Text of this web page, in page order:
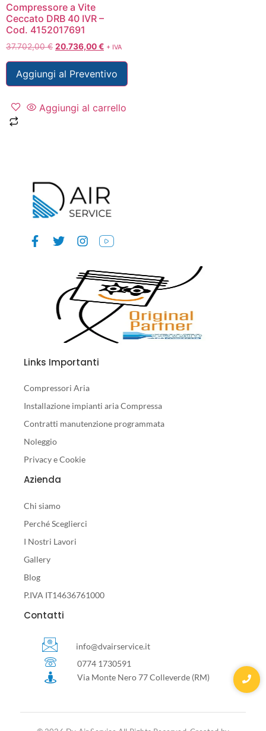
Compressore a Vite
Ceccato DRB 40 IVR –
Cod. 4152017691
37.702,00€ 20.736,00€ + IVA
Aggiungi al Preventivo
Aggiungi al carrello
Links Importanti
Compressori Aria
Installazione impianti aria Compressa
Contratti manutenzione programmata
Noleggio
Privacy e Cookie
Azienda
Chi siamo
Perché Sceglierci
I Nostri Lavori
Gallery
Blog
P.IVA IT14636761000
Contatti
info@dvairservice.it
0774 1730591
Via Monte Nero 77 Colleverde (RM)